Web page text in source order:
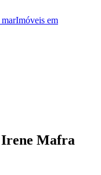
marImóveis em
Irene Mafra